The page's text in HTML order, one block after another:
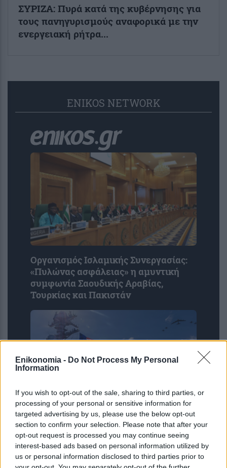
Enikonomia - Do Not Process My Personal
Information
If you wish to opt-out of the sale, sharing to third parties, or
processing of your personal or sensitive information for
targeted advertising by us, please use the below opt-out
section to confirm your selection. Please note that after your
opt-out request is processed you may continue seeing
interest-based ads based on personal information utilized by
us or personal information disclosed to third parties prior to
ΣΥΡΙΖΑ: Πυρά κατά της κυβέρνησης για
τους πανηγυρισμούς αναφορικά με την
ενεργειακή ρήτρα...
ENIKOS NETWORK
Οργανισμός Ισλαμικής Συνεργασίας:
«Πυλώνας ασφάλειας» η αμυντική
συμφωνία Σαουδικής Αραβίας,
Τουρκίας και Πακιστάν
CENTCOM: 51 εμπορικά πλοία
ανακατευθύνθηκαν στο πλαίσιο του
αποκλεισμού του Ιράν